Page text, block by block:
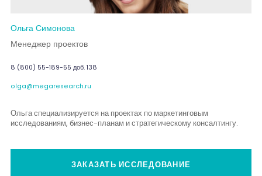
Ольга Симонова
Менеджер проектов
8 (800) 55-189-55 доб. 138
olga@megaresearch.ru
Ольга специализируется на проектах по маркетинговым
исследованиям, бизнес-планам и стратегическому консалтингу.
ЗАКАЗАТЬ ИССЛЕДОВАНИЕ